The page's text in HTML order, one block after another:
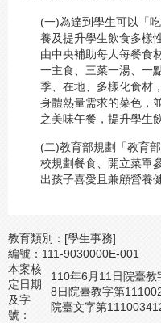
(一)為達到學生可以「
養及提升學生飲食多樣
由中央補助每人每餐食
一主食、三菜一湯、一
季、在地、多樣化食材
身體熱量需求的菜色，
之美味午餐，提升學生
(二)教育部規劃「教育
校規劃餐食、開立菜單
出孩子喜愛且兼顧營養
教育類別： [學生事務]
編號： 111-9030000E-001
本案核
定日期
及字
號：
110年6月11日院臺
8日院臺教字第
院臺文字第